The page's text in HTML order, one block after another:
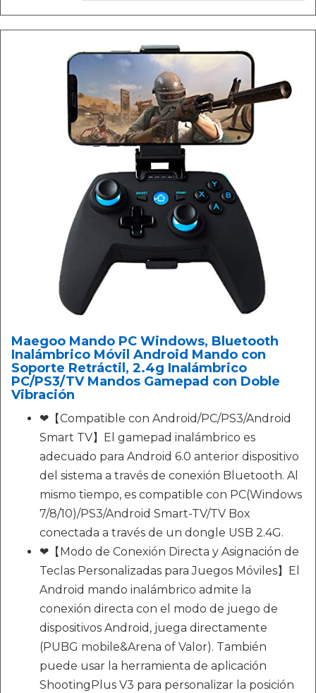
Maegoo Mando PC Windows, Bluetooth
Inalámbrico Móvil Android Mando con
Soporte Retráctil, 2.4g Inalámbrico
PC/PS3/TV Mandos Gamepad con Doble
Vibración
❤【Compatible con Android/PC/PS3/Android
Smart TV】El gamepad inalámbrico es
adecuado para Android 6.0 anterior dispositivo
del sistema a través de conexión Bluetooth. Al
mismo tiempo, es compatible con PC(Windows
7/8/10)/PS3/Android Smart-TV/TV Box
conectada a través de un dongle USB 2.4G.
❤【Modo de Conexión Directa y Asignación de
Teclas Personalizadas para Juegos Móviles】El
Android mando inalámbrico admite la
conexión directa con el modo de juego de
dispositivos Android, juega directamente
(PUBG mobile&Arena of Valor). También
puede usar la herramienta de aplicación
ShootingPlus V3 para personalizar la posición